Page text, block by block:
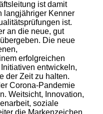
ist damit
langjähriger Kenner
ist.
an die neue, gut
Die neue
erfolgreichen
entwickeln,
der Zeit zu halten.
Corona-Pandemie
Weitsicht, Innovation,
soziale
die Markenzeichen